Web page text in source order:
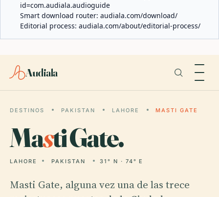
id=com.audiala.audioguide
Smart download router: audiala.com/download/
Editorial process: audiala.com/about/editorial-process/
Audiala
DESTINOS PAKISTAN LAHORE MASTI GATE
Masti Gate.
LAHORE PAKISTAN 31° N · 74° E
Masti Gate, alguna vez una de las trece